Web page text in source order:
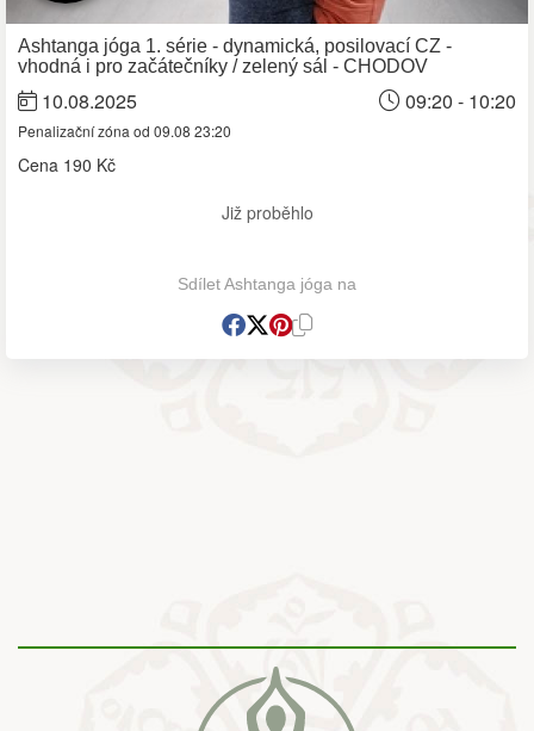
Ashtanga jóga 1. série - dynamická, posilovací CZ -
vhodná i pro začátečníky / zelený sál - CHODOV
10.08.2025 09:20 - 10:20
Penalizační zóna od 09.08 23:20
Cena 190 Kč
Již proběhlo
Sdílet Ashtanga jóga na